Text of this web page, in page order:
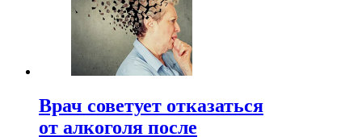
Врач советует отказаться
от алкоголя после